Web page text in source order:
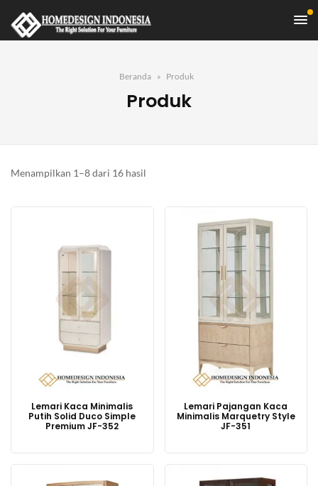
Beranda Produk
Produk
Menampilkan 1–8 dari 16 hasil
yang
Lemari Kaca Minimalis
Putih Solid Duco Simple
Premium JF-352
Lemari Pajangan Kaca
Minimalis Marquetry Style
JF-351